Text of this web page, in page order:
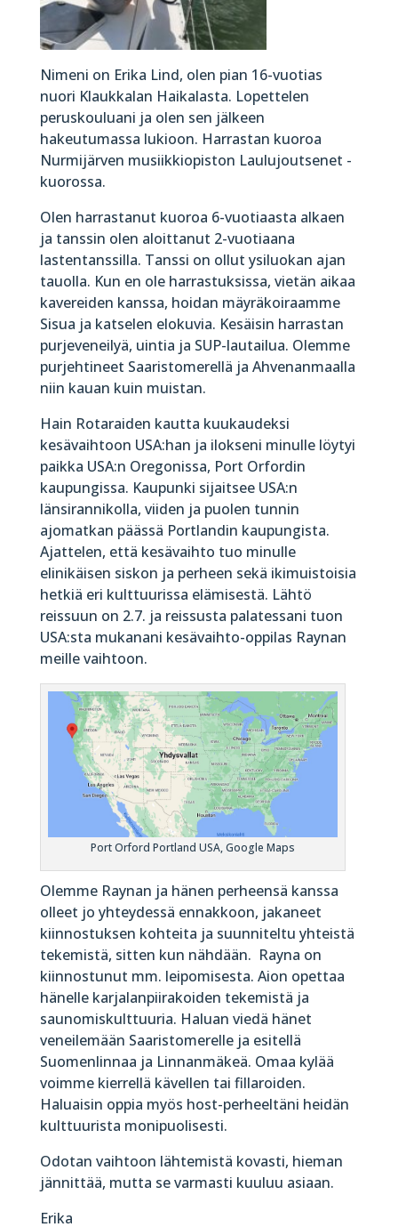
Nimeni on Erika Lind, olen pian 16-vuotias
nuori Klaukkalan Haikalasta. Lopettelen
peruskouluani ja olen sen jälkeen
hakeutumassa lukioon. Harrastan kuoroa
Nurmijärven musiikkiopiston Laulujoutsenet -
kuorossa.
Olen harrastanut kuoroa 6-vuotiaasta alkaen
ja tanssin olen aloittanut 2-vuotiaana
lastentanssilla. Tanssi on ollut ysiluokan ajan
tauolla. Kun en ole harrastuksissa, vietän aikaa
kavereiden kanssa, hoidan mäyräkoiraamme
Sisua ja katselen elokuvia. Kesäisin harrastan
purjeveneilyä, uintia ja SUP-lautailua. Olemme
purjehtineet Saaristomerellä ja Ahvenanmaalla
niin kauan kuin muistan.
Hain Rotaraiden kautta kuukaudeksi
kesävaihtoon USA:han ja ilokseni minulle löytyi
paikka USA:n Oregonissa, Port Orfordin
kaupungissa. Kaupunki sijaitsee USA:n
länsirannikolla, viiden ja puolen tunnin
ajomatkan päässä Portlandin kaupungista.
Ajattelen, että kesävaihto tuo minulle
elinikäisen siskon ja perheen sekä ikimuistoisia
hetkiä eri kulttuurissa elämisestä. Lähtö
reissuun on 2.7. ja reissusta palatessani tuon
USA:sta mukanani kesävaihto-oppilas Raynan
meille vaihtoon.
Port Orford Portland USA, Google Maps
Olemme Raynan ja hänen perheensä kanssa
olleet jo yhteydessä ennakkoon, jakaneet
kiinnostuksen kohteita ja suunniteltu yhteistä
tekemistä, sitten kun nähdään. Rayna on
kiinnostunut mm. leipomisesta. Aion opettaa
hänelle karjalanpiirakoiden tekemistä ja
saunomiskulttuuria. Haluan viedä hänet
veneilemään Saaristomerelle ja esitellä
Suomenlinnaa ja Linnanmäkeä. Omaa kylää
voimme kierrellä kävellen tai fillaroiden.
Haluaisin oppia myös host-perheeltäni heidän
kulttuurista monipuolisesti.
Odotan vaihtoon lähtemistä kovasti, hieman
jännittää, mutta se varmasti kuuluu asiaan.
Erika